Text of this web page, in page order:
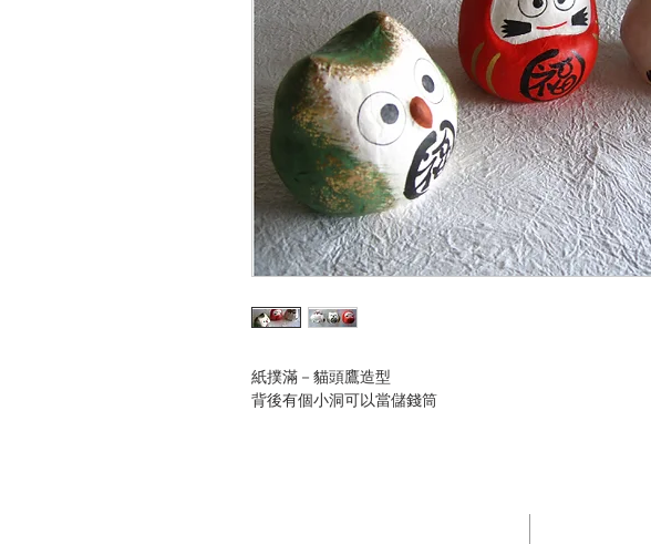
紙撲滿－貓頭鷹造型
背後有個小洞可以當儲錢筒